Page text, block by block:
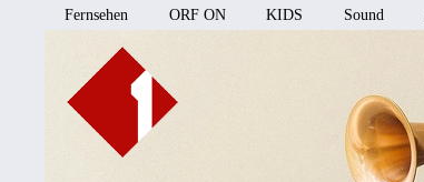
Fernsehen ORF ON KIDS Sound